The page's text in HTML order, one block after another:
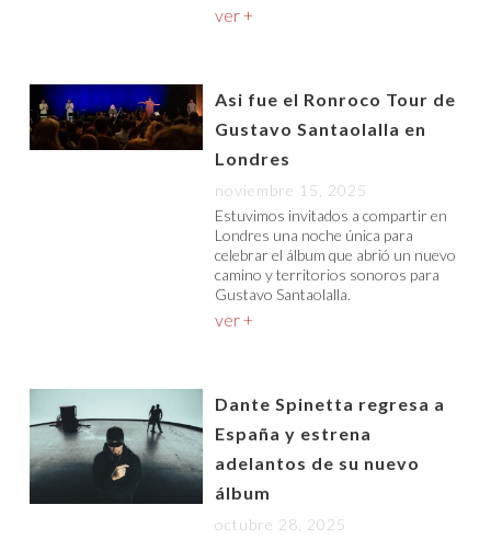
ver +
Asi fue el Ronroco Tour de
Gustavo Santaolalla en
Londres
noviembre 15, 2025
Estuvimos invitados a compartir en
Londres una noche única para
celebrar el álbum que abrió un nuevo
camino y territorios sonoros para
Gustavo Santaolalla.
ver +
Dante Spinetta regresa a
España y estrena
adelantos de su nuevo
álbum
octubre 28, 2025